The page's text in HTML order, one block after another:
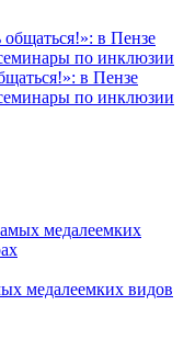
в Пензе
по инклюзии
медалеемких видов